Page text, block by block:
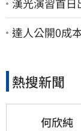
漢光演習首
撿到零件…軍
達人公開0成
熱搜新聞
何欣純